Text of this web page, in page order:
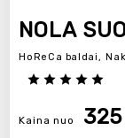
NOLA
HoReCa baldai,
Kaina nuo